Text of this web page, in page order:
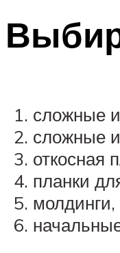
сложные
сложные
откосная
планки